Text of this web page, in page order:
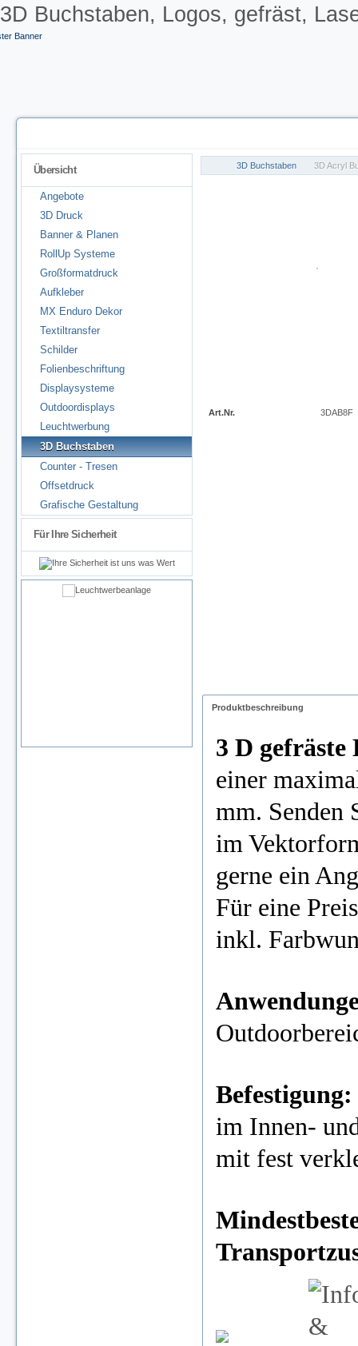
3D Buchstaben, Logos, gefräst,
Übersicht
Angebote
3D Druck
Banner & Planen
RollUp Systeme
Großformatdruck
Aufkleber
MX Enduro Dekor
Textiltransfer
Schilder
Folienbeschriftung
Displaysysteme
Outdoordisplays
Leuchtwerbung
3D Buchstaben
Counter - Tresen
Offsetdruck
Grafische Gestaltung
Für Ihre Sicherheit
3D Buchstaben 3D Acryl
Art.Nr. 3DAB8F
Produktbeschreibung
3 D
einer
mm. Senden
im
gerne ein
Für eine
inkl.
Befestigung:
im Innen-
mit fest